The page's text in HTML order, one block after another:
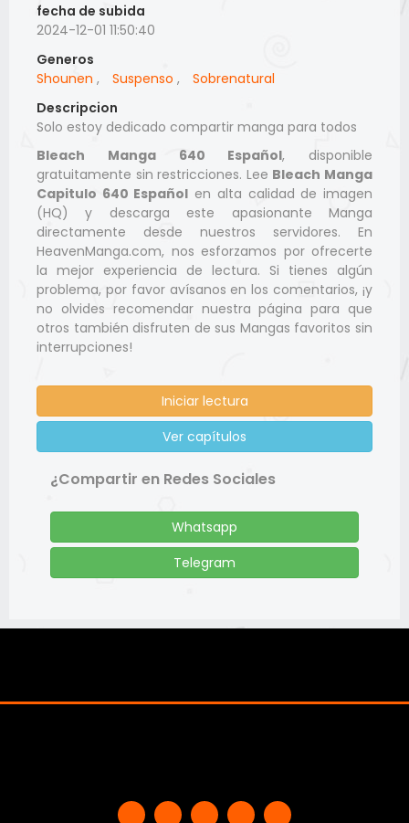
fecha de subida
2024-12-01 11:50:40
Generos
Shounen , Suspenso ,
Sobrenatural
Descripcion
Solo estoy dedicado compartir manga para todos
Bleach Manga 640 Español, disponible
gratuitamente sin restricciones. Lee Bleach Manga
Capitulo 640 Español en alta calidad de imagen
(HQ) y descarga este apasionante Manga
directamente desde nuestros servidores. En
HeavenManga.com, nos esforzamos por ofrecerte
la mejor experiencia de lectura. Si tienes algún
problema, por favor avísanos en los comentarios, ¡y
no olvides recomendar nuestra página para que
otros también disfruten de sus Mangas favoritos sin
interrupciones!
Iniciar lectura
Ver capítulos
¿Compartir en Redes Sociales
Whatsapp
Telegram